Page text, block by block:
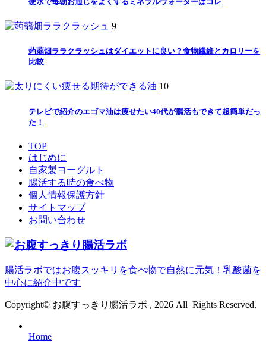
9
蒟蒻畑ララクラッシュはダイエットに良い？食物繊維とカロリーを
比較
10
テレビで紹介のエゴマ油は痩せたい40代が腸活もできて超簡単だっ
た！
TOP
はじめに
自家製ヨーグルト
腸活する時の食べ物
個人情報保護方針
サイトマップ
お問い合わせ
腸活ラボではお腹スッキリを食べ物で自然に元気！乳酸菌を
中心に紹介中です
Copyright© お腹すっきり腸活ラボ , 2026 All Rights Reserved.
Home